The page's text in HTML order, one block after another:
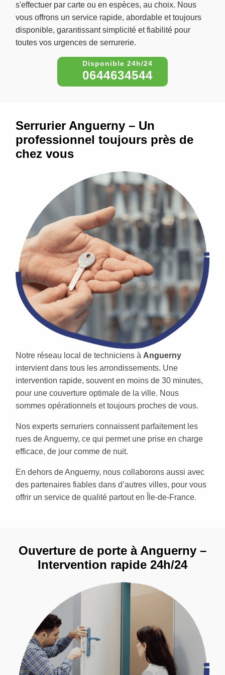
s'effectuer par carte ou en espèces, au choix. Nous
vous offrons un service rapide, abordable et toujours
disponible, garantissant simplicité et fiabilité pour
toutes vos urgences de serrurerie.
0644634544
Serrurier Anguerny – Un
professionnel toujours près de
chez vous
Notre réseau local de techniciens à Anguerny
intervient dans tous les arrondissements. Une
intervention rapide, souvent en moins de 30 minutes,
pour une couverture optimale de la ville. Nous
sommes opérationnels et toujours proches de vous.
Nos experts serruriers connaissent parfaitement les
rues de Anguerny, ce qui permet une prise en charge
efficace, de jour comme de nuit.
En dehors de Anguerny, nous collaborons aussi avec
des partenaires fiables dans d’autres villes, pour vous
offrir un service de qualité partout en Île-de-France.
Ouverture de porte à Anguerny –
Intervention rapide 24h/24